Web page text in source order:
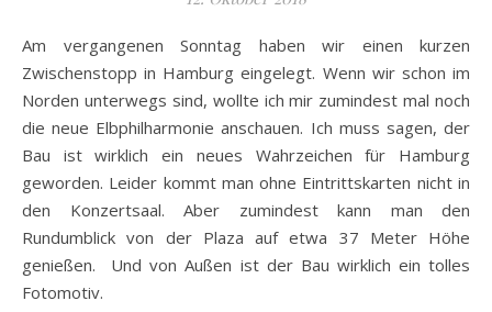
Am vergangenen Sonntag haben wir einen kurzen
Zwischenstopp in Hamburg eingelegt. Wenn wir schon im
Norden unterwegs sind, wollte ich mir zumindest mal noch
die neue Elbphilharmonie anschauen. Ich muss sagen, der
Bau ist wirklich ein neues Wahrzeichen für Hamburg
geworden. Leider kommt man ohne Eintrittskarten nicht in
den Konzertsaal. Aber zumindest kann man den
Rundumblick von der Plaza auf etwa 37 Meter Höhe
genießen. Und von Außen ist der Bau wirklich ein tolles
Fotomotiv.